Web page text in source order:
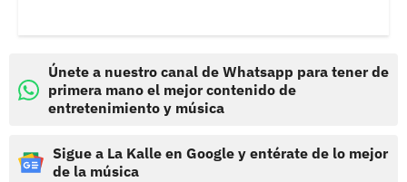
Únete a nuestro canal de Whatsapp para tener de
primera mano el mejor contenido de
entretenimiento y música
Sigue a La Kalle en Google y entérate de lo mejor
de la música